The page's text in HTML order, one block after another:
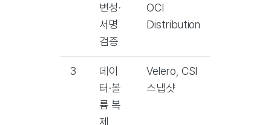
변성·
서명
검증
OCI
Distribution
3
데이
터·볼
륨 복
제
Velero, CSI
스냅샷